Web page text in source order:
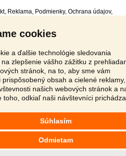
cookies
a ďalšie technológie sledovania
zlepšenie vášho zážitku z
stránok, na to, aby sme vám
prispôsobený obsah a cielené
našich webových stránok a
toho, odkiaľ naši návštevníci
Súhlasím
Odmietam
, Reklama, Podmienky, Ochrana údajov,
výrazy
, Poľsko ,Rakúsko